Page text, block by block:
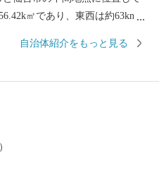
㎡であり、東西は約63km、
積は２番目の規模となってい
関県、水沢県、磐井県と変遷
に至っています。 ◆自然
自治体紹介をもっと見る